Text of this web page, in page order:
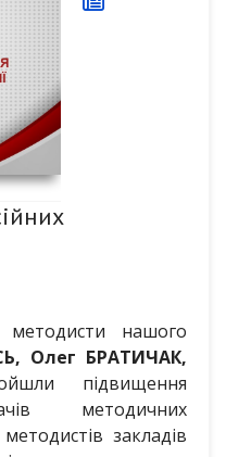
методисти нашого
Олег БРАТИЧАК,
підвищення
методичних
закладів